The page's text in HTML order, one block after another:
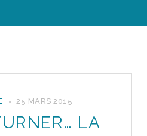
25 MARS 2015
LA